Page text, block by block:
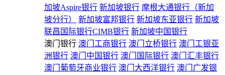
加坡Aspire银行 新加坡银行 摩根大通银行（新加
坡分行）
新加坡富邦银行 新加坡东亚银行 新加坡
联昌国际银行CIMB银行 新加坡中国银行
澳门银行 澳门工商银行 澳门立桥银行 澳门工银亚
洲银行 澳门中国银行 澳门国际银行 澳门汇丰银行
澳门葡萄牙商业银行 澳门大西洋银行 澳门广发银